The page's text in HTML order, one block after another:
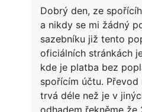
Dobrý den, ze
a nikdy se mi žádný
sazebníku již tento
oficiálních stránkách
kde je platba bez
spořícím účtu.
trvá déle než je v